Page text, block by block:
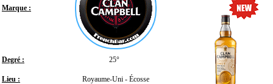
Marque :
Degré : 25°
Lieu : Royaume-Uni - Écosse